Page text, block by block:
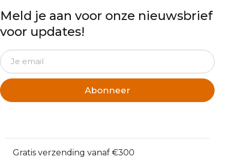
Meld je aan voor onze nieuwsbrief
voor updates!
Abonneer
Gratis verzending vanaf €300